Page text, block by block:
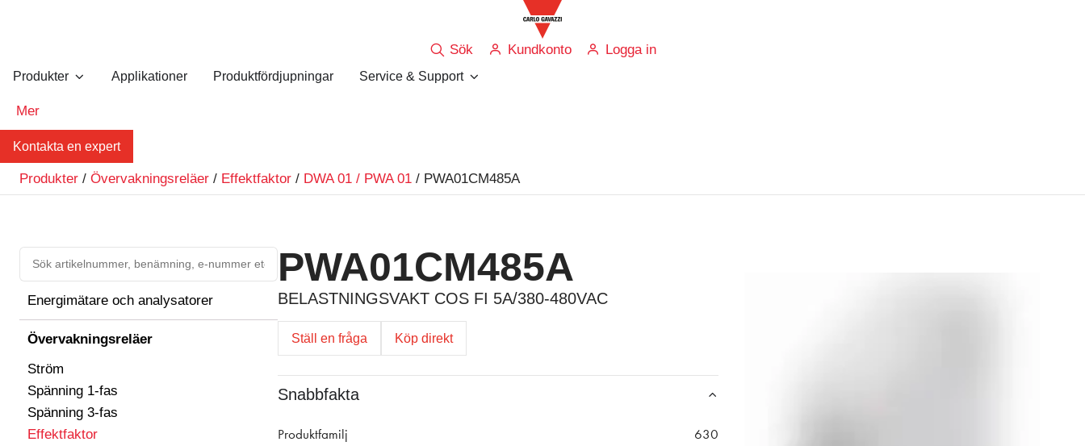
Sök Kundkonto Logga in
Produkter Applikationer Produktfördjupningar Service & Support
Mer
Kontakta en expert
Produkter / Övervakningsreläer / Effektfaktor / DWA 01 / PWA 01 / PWA01CM485A
Energimätare och analysatorer
Övervakningsreläer
Ström
Spänning 1-fas
Spänning 3-fas
Effektfaktor
PWA01CM485A
BELASTNINGSVAKT COS FI 5A/380-480VAC
Ställ en fråga Köp direkt
Snabbfakta
Produktfamilj
630